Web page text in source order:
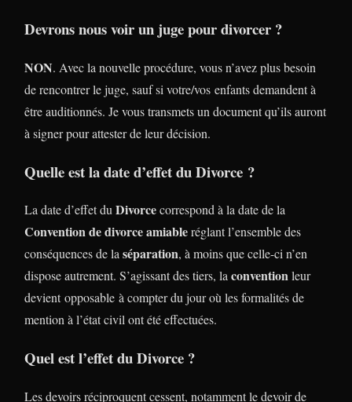
Devrons nous voir un juge pour divorcer ?
NON. Avec la nouvelle procédure, vous n’avez plus besoin
de rencontrer le juge, sauf si votre/vos enfants demandent à
être auditionnés. Je vous transmets un document qu’ils auront
à signer pour attester de leur décision.
Quelle est la date d’effet du Divorce ?
La date d’effet duDivorcecorrespond à la date de la
Convention de divorce amiableréglant l’ensemble des
conséquences de laséparation, à moins que celle-ci n’en
dispose autrement. S’agissant des tiers, laconventionleur
devient opposable à compter du jour où les formalités de
mention à l’état civil ont été effectuées.
Quel est l’effet du Divorce ?
Les devoirs réciproquent cessent, notamment le devoir de